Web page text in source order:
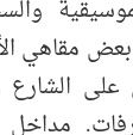
مقاهي
الشارع
مداخل